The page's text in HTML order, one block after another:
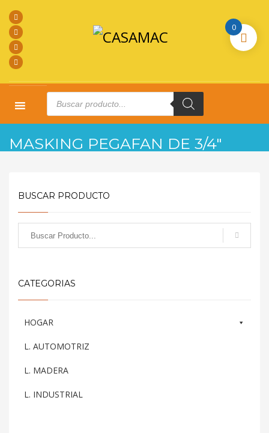
Products
search
MASKING PEGAFAN DE 3/4″
BUSCAR PRODUCTO
CATEGORIAS
HOGAR
L. AUTOMOTRIZ
L. MADERA
L. INDUSTRIAL
0